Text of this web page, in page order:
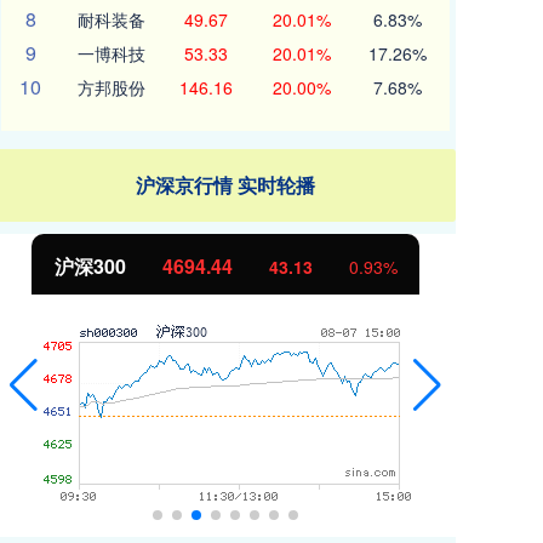
8 耐科装备 49.67 20.01% 6.83%
9 一博科技 53.33 20.01% 17.26%
10 方邦股份 146.16 20.00% 7.68%
沪深京行情 实时轮播
沪深300 4694.44 43.13 0.93%